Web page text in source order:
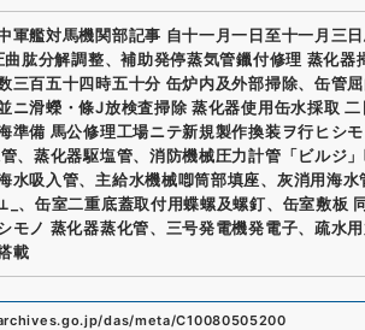
軍艦対馬機関部記事 自十一月一日至十一月三
肱分解調整、補助発停蒸気管鑞付修理 蒸化器
三百五十四時五十分 缶炉内及外部掃除、缶管屈
ニ滑蠑・條J放検査掃除 蒸化器使用缶水採取 二
準備 馬公修理工場ニテ新規製作換装ヲ行ヒシモ
、蒸化器駆塩管、消防機械圧力計管「ビルジ
水吸入管、主給水機械喞筒部填座、灰消用海水
、缶室二重底蓋取付用蝶螺及螺釘、缶室敷板
モノ 蒸化器蒸化管、三号発電機発電子、疏水
載
das/meta/C10080505200